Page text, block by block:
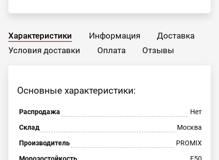
Характеристики Информация
Доставка
Условия доставки
Оплата Отзывы
Основные характеристики:
Распродажа
Нет
Склад
Москва
Производитель
PROMIX
Морозостойкость
F50